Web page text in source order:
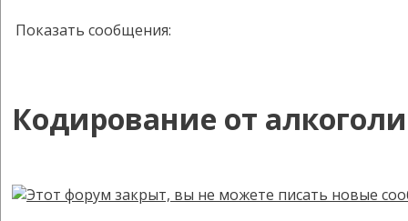
Показать сообщения:
Кодирование от